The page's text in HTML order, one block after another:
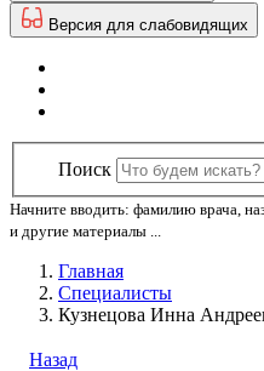
Версия для слабовидящих
Поиск
Начните вводить: фамилию врача,
и другие материалы ...
Главная
Специалисты
Кузнецова Инна
Назад